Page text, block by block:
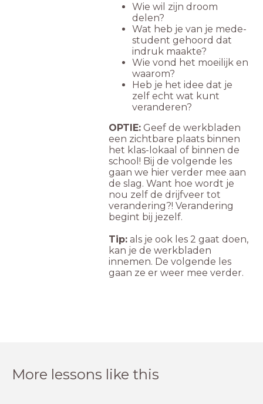
Wie wil zijn droom
delen?
Wat heb je van je mede-
student gehoord dat
indruk maakte?
Wie vond het moeilijk en
waarom?
Heb je het idee dat je
zelf echt wat kunt
veranderen?
OPTIE: Geef de werkbladen
een zichtbare plaats binnen
het klas-lokaal of binnen de
school! Bij de volgende les
gaan we hier verder mee aan
de slag. Want hoe wordt je
nou zelf de drijfveer tot
verandering?! Verandering
begint bij jezelf.
Tip: als je ook les 2 gaat doen,
kan je de werkbladen
innemen. De volgende les
gaan ze er weer mee verder.
More lessons like this